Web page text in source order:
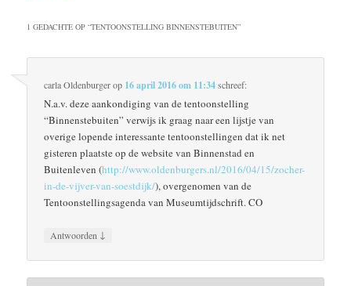
1 GEDACHTE OP “TENTOONSTELLING BINNENSTEBUITEN”
carla Oldenburgerop 16 april 2016 om 11:34schreef:
N.a.v. deze aankondiging van de tentoonstelling
“Binnenstebuiten” verwijs ik graag naar een lijstje van
overige lopende interessante tentoonstellingen dat ik net
gisteren plaatste op de website van Binnenstad en
Buitenleven (http://www.oldenburgers.nl/2016/04/15/zocher-
in-de-vijver-van-soestdijk/), overgenomen van de
Tentoonstellingsagenda van Museumtijdschrift. CO
Antwoorden ↓